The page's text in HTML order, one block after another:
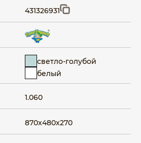
431326931
светло-голубой
белый
1.060
870x480x270